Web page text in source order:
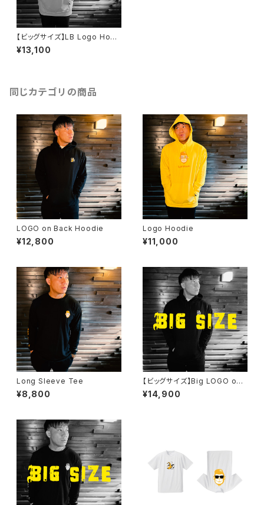
【ビッグサイズ】LB Logo Hood
ie
¥13,100
同じカテゴリの商品
LOGO on Back Hoodie
¥12,800
Logo Hoodie
¥11,000
Long Sleeve Tee
¥8,800
【ビッグサイズ】Big LOGO on
Back Hoodie
¥14,900